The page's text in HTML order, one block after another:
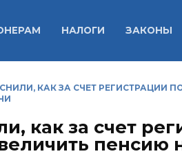
НАЛОГИ ЗАКОНЫ
КАК ЗА СЧЕТ РЕГИСТРАЦИИ
как за счет
пенсию